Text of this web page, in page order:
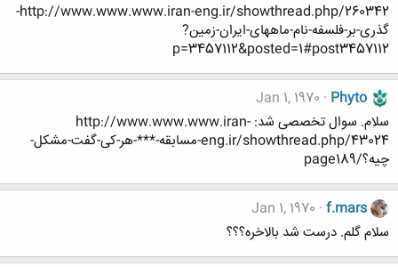
http://www.www.www.iran-eng.ir/showthread.php/260342-
گذری-بر-فلسفه-نام-ماههای-ایران-زمین?
p=3457112&posted=1#post3457112
Phyto
Jan 1, 1970
سلام. سوال تخصصی شد: http://www.www.www.iran-
eng.ir/showthread.php/43024-مسابقه-***-هر-کی-گفت-مشکل-
چیه؟/page189
f.mars
Jan 1, 1970
سلام گلم. درست شد بالاخره؟؟؟